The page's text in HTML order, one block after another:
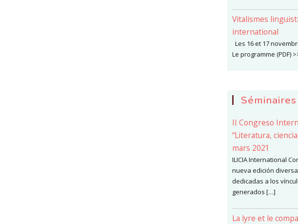
Vitalismes
international
Les 16 et 17
Le programme (PDF)
Séminaires
II Congreso
“Literatura,
mars 2021
ILICIA International
nueva edición
dedicadas a los
generados […]
La lyre et le